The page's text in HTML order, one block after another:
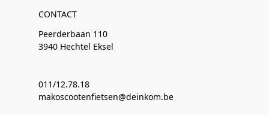
CONTACT
Peerderbaan 110
3940 Hechtel Eksel
011/12.78.18
makoscootenfietsen@deinkom.be